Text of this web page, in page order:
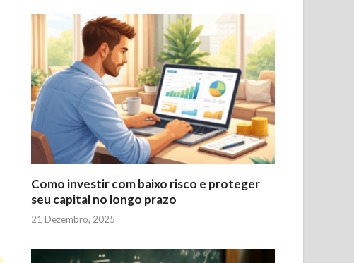
Como investir com baixo risco e proteger
seu capital no longo prazo
21 Dezembro, 2025